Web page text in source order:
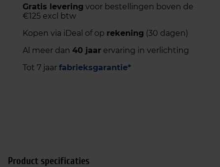
Gratis levering voor bestellingen boven de
€125 excl btw
Kopen via iDeal of op rekening (30 dagen)
Al meer dan 40 jaar ervaring in verlichting
Tot 7 jaar fabrieksgarantie*
Product specificaties